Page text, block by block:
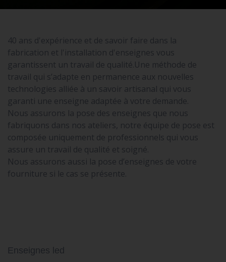
40 ans d'expérience et de savoir faire dans la
fabrication et l'installation d'enseignes vous
garantissent un travail de qualité.Une méthode de
travail qui s’adapte en permanence aux nouvelles
technologies alliée à un savoir artisanal qui vous
garanti une enseigne adaptée à votre demande.
Nous assurons la pose des enseignes que nous
fabriquons dans nos ateliers, notre équipe de pose est
composée uniquement de professionnels qui vous
assure un travail de qualité et soigné.
Nous assurons aussi la pose d’enseignes de votre
fourniture si le cas se présente.
Enseignes led